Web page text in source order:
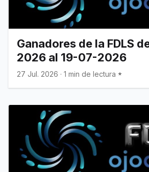
Ganadores de la FDLS
2026 al 19-07-2026
27 Jul. 2026 · 1 min de lectura